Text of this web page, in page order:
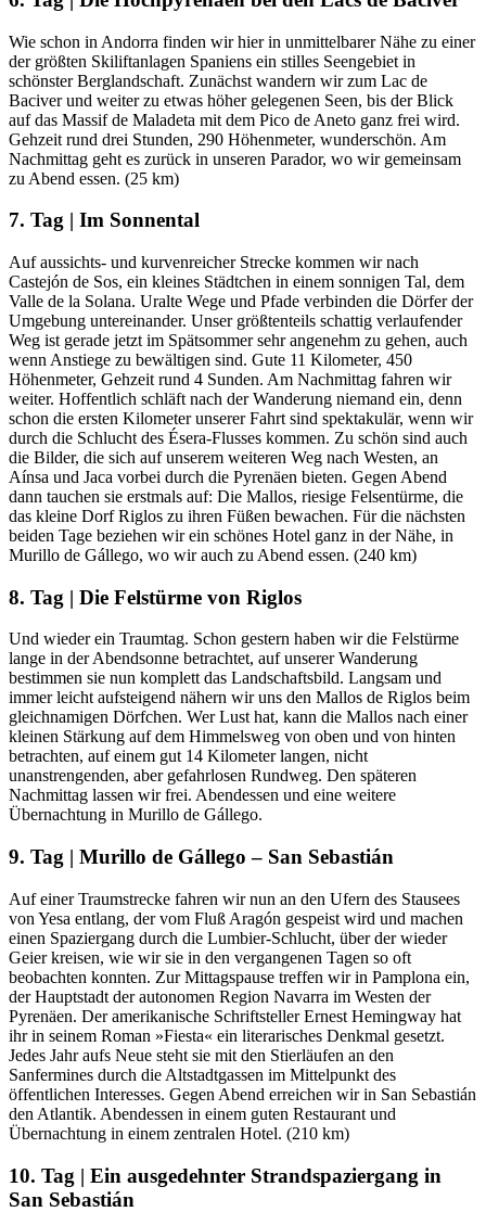
Wie schon in Andorra finden wir hier in unmittelbarer Nähe zu einer
der größten Skiliftanlagen Spaniens ein stilles Seengebiet in
schönster Berglandschaft. Zunächst wandern wir zum Lac de
Baciver und weiter zu etwas höher gelegenen Seen, bis der Blick
auf das Massif de Maladeta mit dem Pico de Aneto ganz frei wird.
Gehzeit rund drei Stunden, 290 Höhenmeter, wunderschön. Am
Nachmittag geht es zurück in unseren Parador, wo wir gemeinsam
zu Abend essen. (25 km)
7. Tag | Im Sonnental
Auf aussichts- und kurvenreicher Strecke kommen wir nach
Castejón de Sos, ein kleines Städtchen in einem sonnigen Tal, dem
Valle de la Solana. Uralte Wege und Pfade verbinden die Dörfer der
Umgebung untereinander. Unser größtenteils schattig verlaufender
Weg ist gerade jetzt im Spätsommer sehr angenehm zu gehen, auch
wenn Anstiege zu bewältigen sind. Gute 11 Kilometer, 450
Höhenmeter, Gehzeit rund 4 Sunden. Am Nachmittag fahren wir
weiter. Hoffentlich schläft nach der Wanderung niemand ein, denn
schon die ersten Kilometer unserer Fahrt sind spektakulär, wenn wir
durch die Schlucht des Ésera-Flusses kommen. Zu schön sind auch
die Bilder, die sich auf unserem weiteren Weg nach Westen, an
Aínsa und Jaca vorbei durch die Pyrenäen bieten. Gegen Abend
dann tauchen sie erstmals auf: Die Mallos, riesige Felsentürme, die
das kleine Dorf Riglos zu ihren Füßen bewachen. Für die nächsten
beiden Tage beziehen wir ein schönes Hotel ganz in der Nähe, in
Murillo de Gállego, wo wir auch zu Abend essen. (240 km)
8. Tag | Die Felstürme von Riglos
Und wieder ein Traumtag. Schon gestern haben wir die Felstürme
lange in der Abendsonne betrachtet, auf unserer Wanderung
bestimmen sie nun komplett das Landschaftsbild. Langsam und
immer leicht aufsteigend nähern wir uns den Mallos de Riglos beim
gleichnamigen Dörfchen. Wer Lust hat, kann die Mallos nach einer
kleinen Stärkung auf dem Himmelsweg von oben und von hinten
betrachten, auf einem gut 14 Kilometer langen, nicht
unanstrengenden, aber gefahrlosen Rundweg. Den späteren
Nachmittag lassen wir frei. Abendessen und eine weitere
Übernachtung in Murillo de Gállego.
9. Tag | Murillo de Gállego – San Sebastián
Auf einer Traumstrecke fahren wir nun an den Ufern des Stausees
von Yesa entlang, der vom Fluß Aragón gespeist wird und machen
einen Spaziergang durch die Lumbier-Schlucht, über der wieder
Geier kreisen, wie wir sie in den vergangenen Tagen so oft
beobachten konnten. Zur Mittagspause treffen wir in Pamplona ein,
der Hauptstadt der autonomen Region Navarra im Westen der
Pyrenäen. Der amerikanische Schriftsteller Ernest Hemingway hat
ihr in seinem Roman »Fiesta« ein literarisches Denkmal gesetzt.
Jedes Jahr aufs Neue steht sie mit den Stierläufen an den
Sanfermines durch die Altstadtgassen im Mittelpunkt des
öffentlichen Interesses. Gegen Abend erreichen wir in San Sebastián
den Atlantik. Abendessen in einem guten Restaurant und
Übernachtung in einem zentralen Hotel. (210 km)
10. Tag | Ein ausgedehnter Strandspaziergang in
San Sebastián